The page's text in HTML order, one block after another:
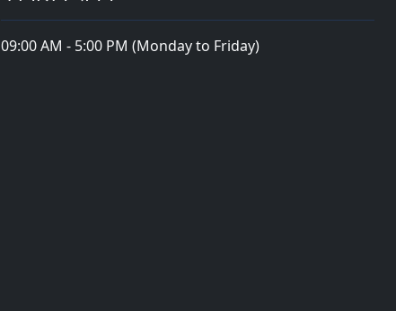
09:00 AM - 5:00 PM (Monday to Friday)